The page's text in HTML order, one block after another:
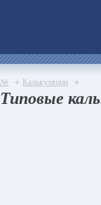
№ Калькуляции
Типовые